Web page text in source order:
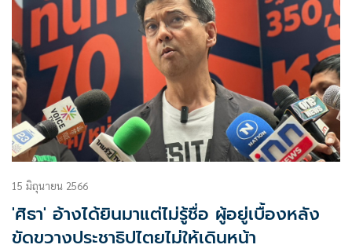
15 มิถุนายน 2566
'ศิธา' อ้างได้ยินมาแต่ไม่รู้ชื่อ ผู้อยู่เบื้องหลัง
ขัดขวางประชาธิปไตยไม่ให้เดินหน้า